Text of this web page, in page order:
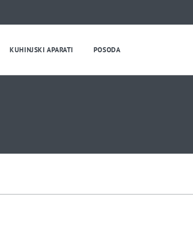
KUHINJSKI APARATI POSODA